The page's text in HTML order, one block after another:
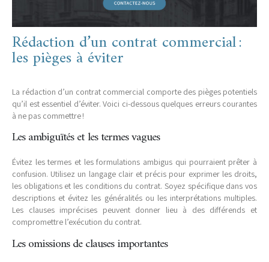
Rédaction d’un contrat commercial :
les pièges à éviter
La rédaction d’un contrat commercial comporte des pièges potentiels
qu’il est essentiel d’éviter. Voici ci-dessous quelques erreurs courantes
à ne pas commettre !
Les ambiguïtés et les termes vagues
Évitez les termes et les formulations ambigus qui pourraient prêter à
confusion. Utilisez un langage clair et précis pour exprimer les droits,
les obligations et les conditions du contrat. Soyez spécifique dans vos
descriptions et évitez les généralités ou les interprétations multiples.
Les clauses imprécises peuvent donner lieu à des différends et
compromettre l’exécution du contrat.
Les omissions de clauses importantes